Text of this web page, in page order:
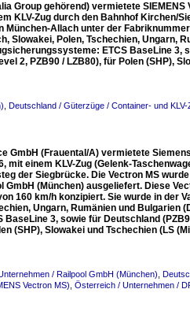
Group gehörend) vermietete
KLV-Zug durch den Bahnhof Kirchen/
München-Allach unter der
Polen, Tschechien, Ungarn,
ETCS BaseLine 3,
2, PZB90 / LZB80), für Polen (SHP),
Deutschland / Güterzüge / Container- und
GmbH (Frauental/A) vermietete
mit einem KLV-Zug (Gelenk-
der Siegbrücke. Die Vectron MS
GmbH (München) ausgeliefert. Diese
160 km/h konzipiert. Sie wurde in der
Ungarn, Rumänien und Bulgarien
3, sowie für Deutschland
(SHP), Slowakei und Tschechien (LS
/ Railpool GmbH (München)
Vectron MS) Österreich / Unternehmen /